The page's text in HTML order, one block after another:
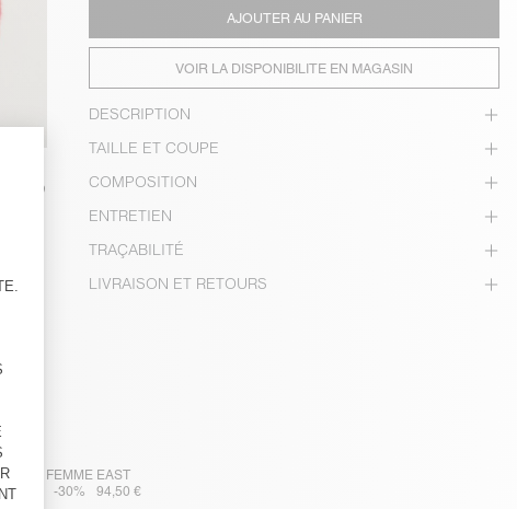
AJOUTER AU PANIER
VOIR LA DISPONIBILITE EN MAGASIN
DESCRIPTION
TAILLE ET COUPE
COMPOSITION
ENTRETIEN
TRAÇABILITÉ
LIVRAISON ET RETOURS
PULL FEMME EAST
135 €
-30% 94,50 €